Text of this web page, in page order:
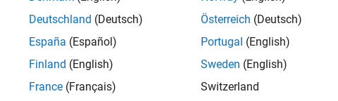
Deutschland (Deutsch)
España (Español)
Finland (English)
France (Français)
Österreich (Deutsch)
Portugal (English)
Sweden (English)
Switzerland